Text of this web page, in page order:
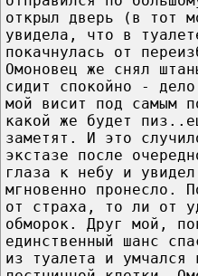
открыл дверь (в тот
увидела, что в
покачнулась от
Омоновец же снял
сидит спокойно -
мой висит под самым
какой же будет
заметят. И это
экстазе после
глаза к небу и
мгновенно пронесло.
от страха, то ли от
обморок. Друг мой,
единственный шанс
из туалета и умчался